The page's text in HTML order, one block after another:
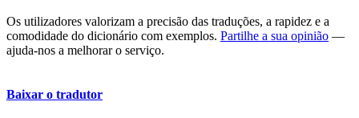
Os utilizadores valorizam a precisão das traduções, a rapidez e a
comodidade do dicionário com exemplos. Partilhe a sua opinião —
ajuda-nos a melhorar o serviço.
Baixar o tradutor